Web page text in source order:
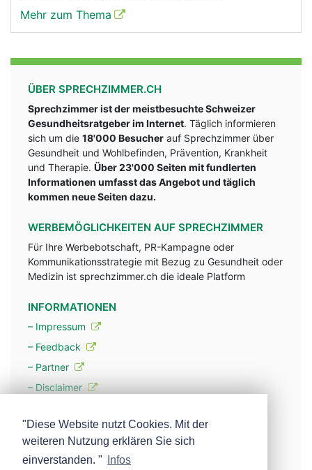
Mehr zum Thema
ÜBER SPRECHZIMMER.CH
Sprechzimmer ist der meistbesuchte Schweizer
Gesundheitsratgeber im Internet. Täglich informieren
sich um die 18'000 Besucher auf Sprechzimmer über
Gesundheit und Wohlbefinden, Prävention, Krankheit
und Therapie. Über 23'000 Seiten mit fundlerten
Informationen umfasst das Angebot und täglich
kommen neue Seiten dazu.
WERBEMÖGLICHKEITEN AUF SPRECHZIMMER
Für Ihre Werbebotschaft, PR-Kampagne oder
Kommunikationsstrategie mit Bezug zu Gesundheit oder
Medizin ist sprechzimmer.ch die ideale Platform
INFORMATIONEN
– Impressum
– Feedback
– Partner
– Disclaimer
– Werbung
– Mehr über unsere Experten
"Diese Website nutzt Cookies. Mit der
weiteren Nutzung erklären Sie sich
einverstanden. "
Infos